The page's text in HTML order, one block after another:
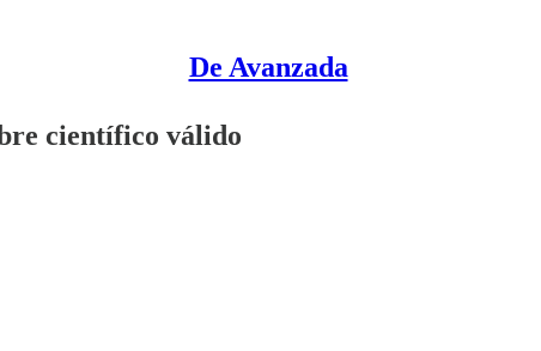
De Avanzada
científico válido